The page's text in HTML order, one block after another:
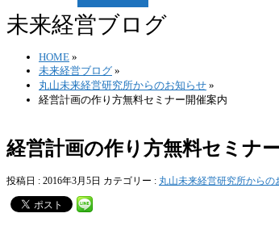
未来経営ブログ
HOME »
未来経営ブログ »
丸山未来経営研究所からのお知らせ »
経営計画の作り方無料セミナー開催案内
経営計画の作り方無料セミナ
投稿日 : 2016年3月5日 カテゴリー : 丸山未来経営研究所からの